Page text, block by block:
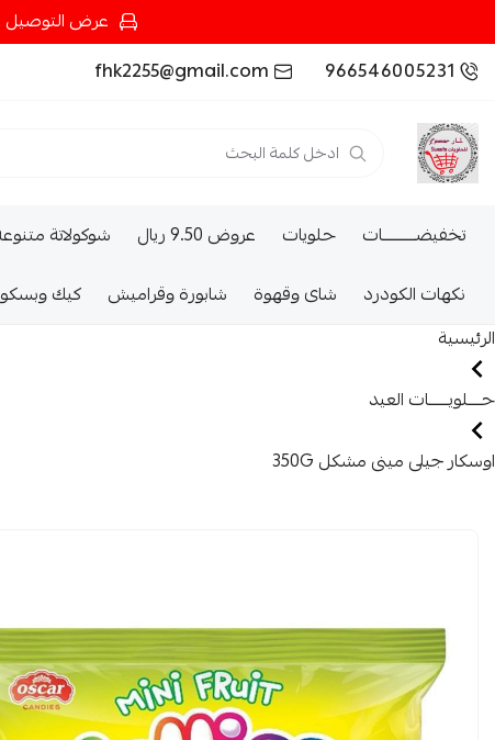
عرض التوصيل عند شرائك بـ{200ريال} التوصيل
966546005231
fhk2255@gmail.com
تخفيضــــــــــات حلويات عروض 9.50 ريال شوكولاتة
نكهات الكودرد
شاى وقهوة شابورة وقراميش كيك
الرئيسية
حــــلويــــــات العيد
اوسكار جيلى مينى مشكل 350G